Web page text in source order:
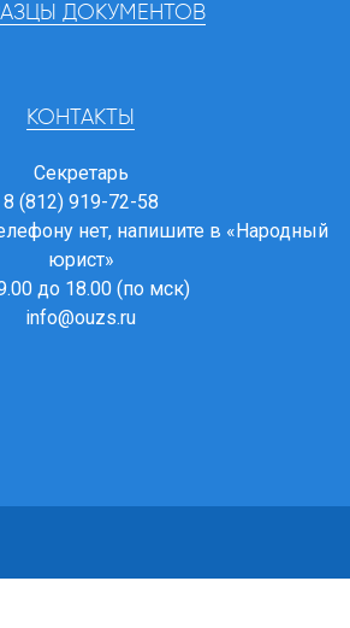
ДОКУМЕНТОВ
КОНТАКТЫ
Секретарь
8 (812) 919-72-58
нет, напишите в «Народный
юрист»
до 18.00 (по мск)
info@ouzs.ru